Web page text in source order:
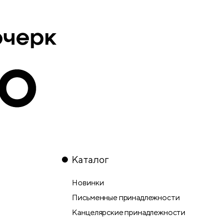
Каталог
Новинки
Письменные принадлежности
Канцелярские принадлежности